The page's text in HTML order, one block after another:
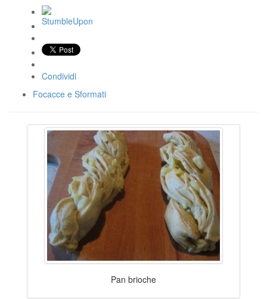
Condividi
Focacce e Sformati
Pan brioche